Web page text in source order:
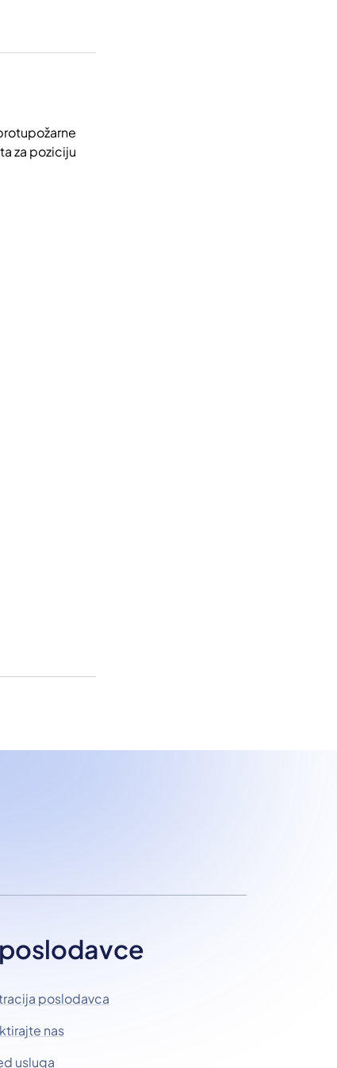
za poziciju
poslodavca
nas
usluga